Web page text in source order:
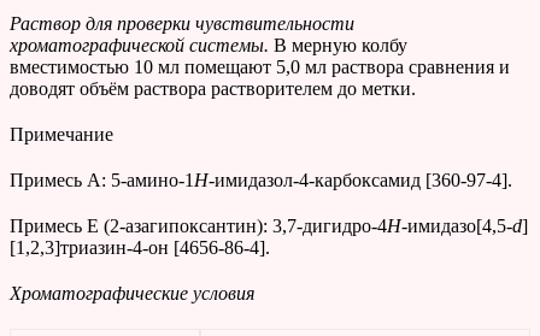
Раствор для проверки чувствительности
хроматографической системы. В мерную колбу
вместимостью 10 мл помещают 5,0 мл раствора сравнения и
доводят объём раствора растворителем до метки.
Примечание
Примесь A: 5-амино-1 H-имидазол-4-карбоксамид [360-97-4].
Примесь E (2-азагипоксантин): 3,7-дигидро-4H-имидазо[4,5-d]
[1,2,3]триазин-4-он [4656-86-4].
Хроматографические условия